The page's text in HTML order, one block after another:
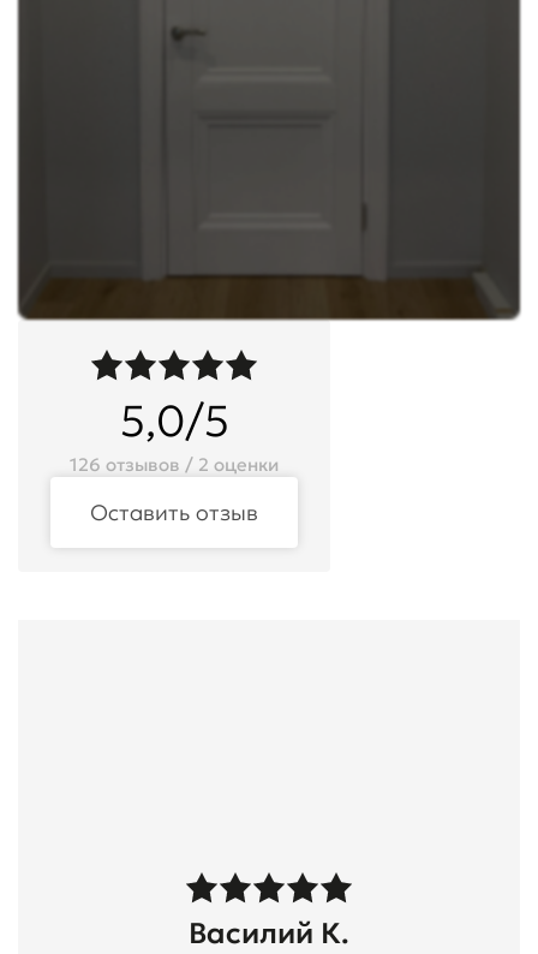
5,0/5
126 отзывов / 2 оценки
Оставить отзыв
Василий К.